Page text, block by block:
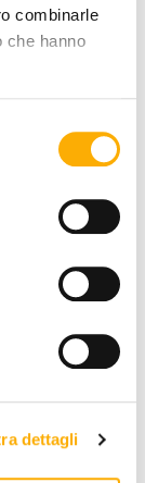
combinarle
che hanno
dettagli